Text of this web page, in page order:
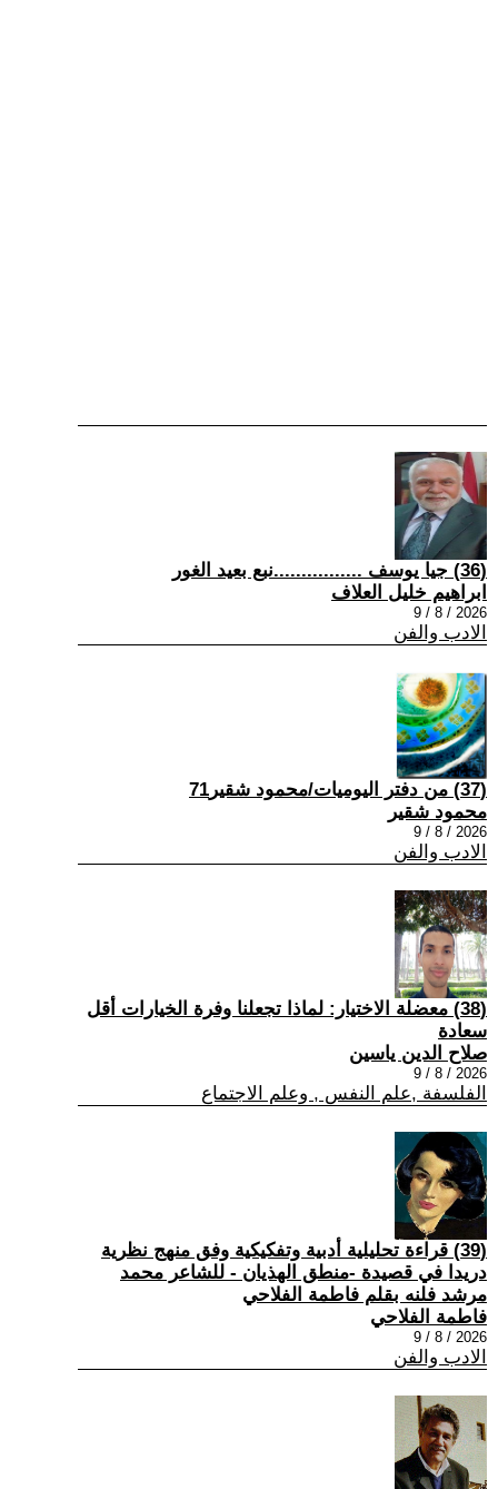
(36) جيا يوسف ................نبع بعيد الغور
ابراهيم خليل العلاف
2026 / 8 / 9
الادب والفن
(37) من دفتر اليوميات/محمود شقير71
محمود شقير
2026 / 8 / 9
الادب والفن
(38) معضلة الاختيار: لماذا تجعلنا وفرة الخيارات أقل
سعادة
صلاح الدين ياسين
2026 / 8 / 9
الفلسفة ,علم النفس , وعلم الاجتماع
(39) قراءة تحليلية أدبية وتفكيكية وفق منهج نظرية
دريدا في قصيدة -منطق الهذيان - للشاعر محمد
مرشد فلنه بقلم فاطمة الفلاحي
فاطمة الفلاحي
2026 / 8 / 9
الادب والفن